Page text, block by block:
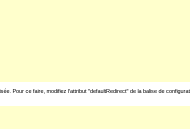
Pour ce faire, modifiez l'attribut "defaultRedirect" de la balise de